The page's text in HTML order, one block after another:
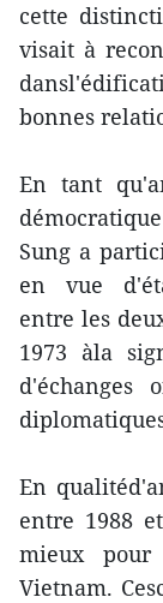
cette
visait à
bonnes
En tant
Sung a
en vue
entre les
1973 àla
d'échanges
En
entre 1988
mieux
Vietnam.